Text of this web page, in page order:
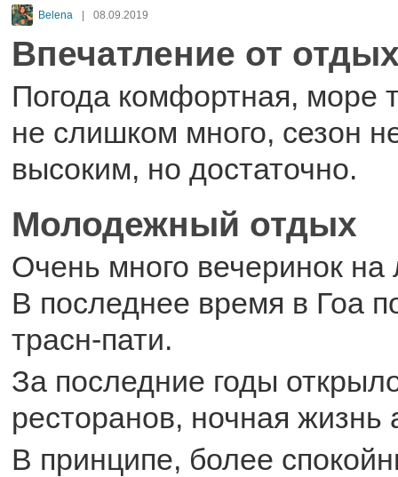
Belena | 08.09.2019
Впечатление от
Погода комфортная, море
не слишком много, сезон
высоким, но достаточно.
Молодежный отдых
Очень много вечеринок на
В последнее время в Гоа
трасн-пати.
За последние годы
ресторанов, ночная жизнь
В принципе, более